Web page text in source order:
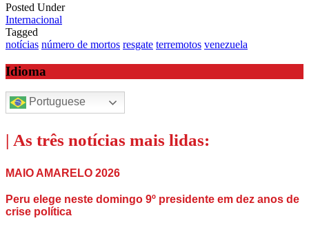
Posted Under
Internacional
Tagged
notícias número de mortos resgate terremotos venezuela
Idioma
Portuguese
| As três notícias mais lidas:
MAIO AMARELO 2026
Peru elege neste domingo 9º presidente em dez anos de
crise política